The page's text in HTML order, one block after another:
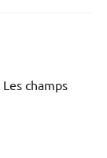
Les champs